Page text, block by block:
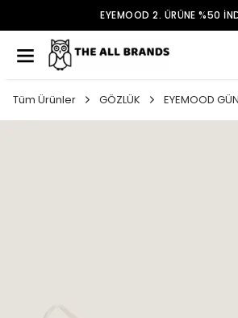
EYEMOOD 2. ÜRÜNE %50
Tüm Ürünler GÖZLÜK EYEMOOD